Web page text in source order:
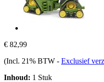
€ 82,99
(Incl. 21% BTW - Exclusief
Inhoud: 1 Stuk